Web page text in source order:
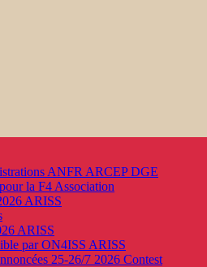
ANFR ARCEP DGE
la F4 Association
ARISS
ARISS
par ON4ISS ARISS
25-26/7 2026 Contest